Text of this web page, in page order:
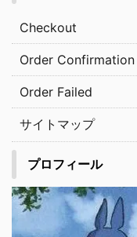
Checkout
Order Confirmation
Order Failed
サイトマップ
プロフィール